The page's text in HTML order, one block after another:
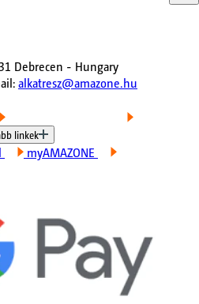
Debrecen - Hungary
:alkatresz@amazone.hu
linkek
myAMAZONE